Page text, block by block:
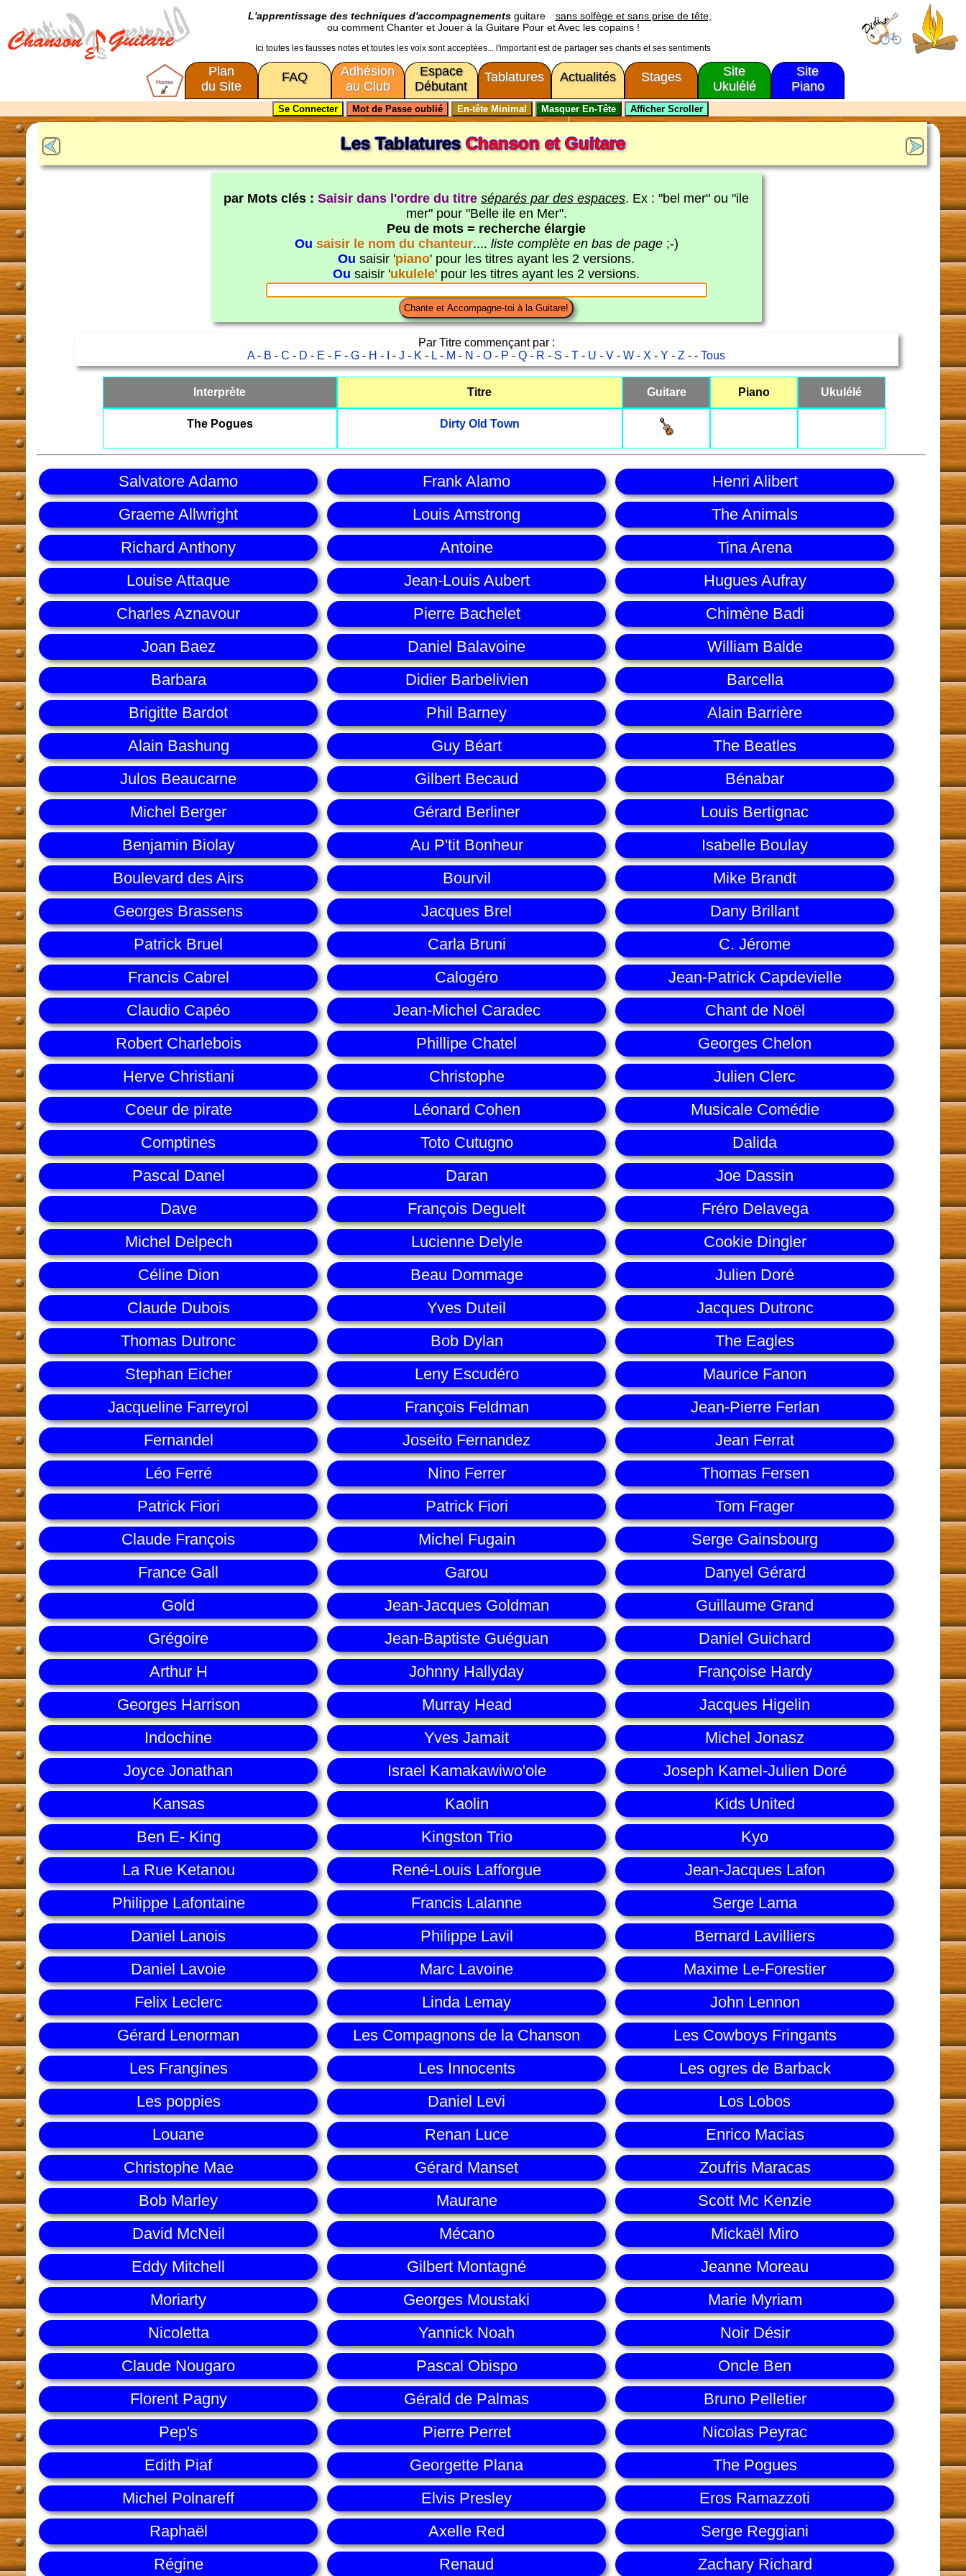
L'apprentissage des techniques d'accompagnementsguitare
sans solfège et sans prise de tête,
ou comment Chanter et Jouer à la Guitare Pour et Avec les copains !
Ici toutes les fausses notes et toutes les voix sont acceptées... l'important est de partager ses chants et ses sentiments
Plan
du Site
FAQ
Adhésion
au Club
Espace
Débutant
Tablatures Actualités Stages
Site
Ukulélé
Site
Piano
Les TablaturesChanson et Guitare
par Mots clés :Saisir dans l'ordre du titre séparés par des espaces. Ex : "bel mer" ou "ile
mer" pour "Belle ile en Mer".
Peu de mots = recherche élargie
Ou saisir le nom du chanteur.... liste complète en bas de page;-)
Ou saisir 'piano' pour les titres ayant les 2 versions.
Ou saisir 'ukulele' pour les titres ayant les 2 versions.
Par Titre commençant par :
A- B -C - D - E - F -G - H - -J - K - L - M - N -O - P -Q - R - S -T - U -V -W - X -Y -Z - -Tous
Interprète Titre Guitare Piano Ukulélé
The Pogues Dirty Old Town
Salvatore Adamo Frank Alamo
Henri Alibert
Graeme Allwright
Louis Amstrong
The Animals
Richard Anthony
Antoine
Tina Arena
Louise Attaque
Jean-Louis Aubert
Hugues Aufray
Charles Aznavour
Pierre Bachelet
Chimène Badi
Joan Baez
Daniel Balavoine
William Balde
Barbara
Didier Barbelivien
Barcella
Brigitte Bardot
Phil Barney
Alain Barrière
Alain Bashung
Guy Béart
The Beatles
Julos Beaucarne
Gilbert Becaud
Bénabar
Michel Berger
Gérard Berliner
Louis Bertignac
Benjamin Biolay
Au P'tit Bonheur
Isabelle Boulay
Boulevard des Airs
Bourvil
Mike Brandt
Georges Brassens
Jacques Brel
Dany Brillant
Patrick Bruel
Carla Bruni
C. Jérome
Francis Cabrel
Calogéro
Jean-Patrick Capdevielle
Claudio Capéo
Jean-Michel Caradec
Chant de Noël
Robert Charlebois
Phillipe Chatel
Georges Chelon
Herve Christiani
Christophe
Julien Clerc
Coeur de pirate
Léonard Cohen
Musicale Comédie
Comptines
Toto Cutugno
Dalida
Pascal Danel
Daran
Joe Dassin
Dave
François Deguelt
Fréro Delavega
Michel Delpech
Lucienne Delyle
Cookie Dingler
Céline Dion
Beau Dommage
Julien Doré
Claude Dubois
Yves Duteil
Jacques Dutronc
Thomas Dutronc
Bob Dylan
The Eagles
Stephan Eicher
Leny Escudéro
Maurice Fanon
Jacqueline Farreyrol
François Feldman
Jean-Pierre Ferlan
Fernandel
Joseito Fernandez
Jean Ferrat
Léo Ferré
Nino Ferrer
Thomas Fersen
Patrick Fiori
Patrick Fiori
Tom Frager
Claude François
Michel Fugain
Serge Gainsbourg
France Gall
Garou
Danyel Gérard
Gold
Jean-Jacques Goldman
Guillaume Grand
Grégoire
Jean-Baptiste Guéguan
Daniel Guichard
Arthur H
Johnny Hallyday
Françoise Hardy
Georges Harrison
Murray Head
Jacques Higelin
Indochine
Yves Jamait
Michel Jonasz
Joyce Jonathan
Israel Kamakawiwo'ole
Joseph Kamel-Julien Doré
Kansas
Kaolin
Kids United
Ben E- King
Kingston Trio
Kyo
La Rue Ketanou
René-Louis Lafforgue
Jean-Jacques Lafon
Philippe Lafontaine
Francis Lalanne
Serge Lama
Daniel Lanois
Philippe Lavil
Bernard Lavilliers
Daniel Lavoie
Marc Lavoine
Maxime Le-Forestier
Felix Leclerc
Linda Lemay
John Lennon
Gérard Lenorman
Les Compagnons de la Chanson
Les Cowboys Fringants
Les Frangines
Les Innocents
Les ogres de Barback
Les poppies
Daniel Levi
Los Lobos
Louane
Renan Luce
Enrico Macias
Christophe Mae
Gérard Manset
Zoufris Maracas
Bob Marley
Maurane
Scott Mc Kenzie
David McNeil
Mécano
Mickaël Miro
Eddy Mitchell
Gilbert Montagné
Jeanne Moreau
Moriarty
Georges Moustaki
Marie Myriam
Nicoletta
Yannick Noah
Noir Désir
Claude Nougaro
Pascal Obispo
Oncle Ben
Florent Pagny
Gérald de Palmas
Bruno Pelletier
Pep's
Pierre Perret
Nicolas Peyrac
Edith Piaf
Georgette Plana
The Pogues
Michel Polnareff
Elvis Presley
Eros Ramazzoti
Raphaël
Axelle Red
Serge Reggiani
Régine
Renaud Zachary Richard